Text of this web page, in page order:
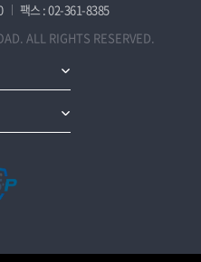
팩스 : 02-361-8385
ALL RIGHTS RESERVED.